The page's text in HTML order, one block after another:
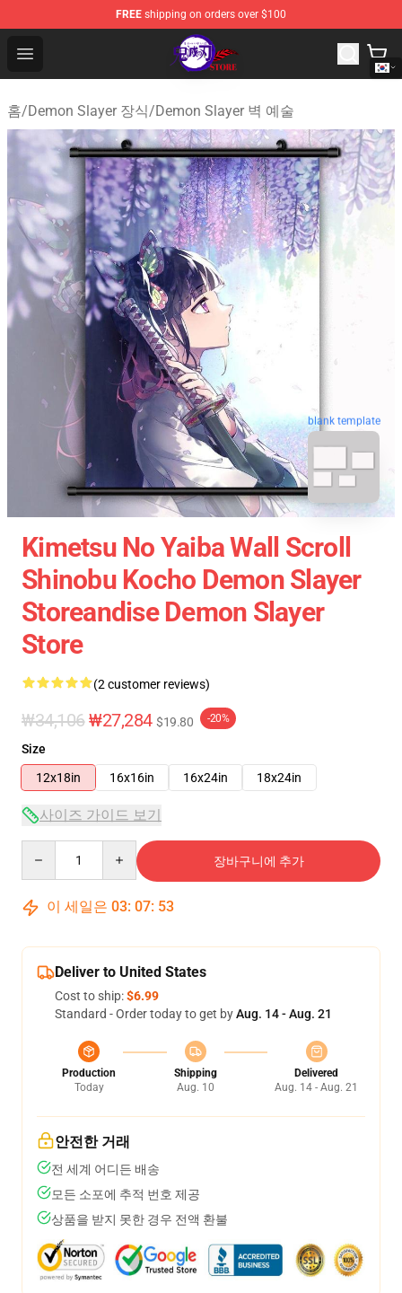
FREE shipping on orders over $100
Open menu
Kimetsu no Yaiba Store - Official Kimetsu no Yaiba
홈/Demon Slayer 장식/Demon Slayer 벽 예술
blank template
Kimetsu No Yaiba Wall Scroll
Shinobu Kocho Demon Slayer
Storeandise Demon Slayer
Store
(2 customer reviews)
₩34,106₩27,284 $19.80 -20%
Size
12x18in
16x16in 16x24in 18x24in
사이즈 가이드 보기
장바구니에 추가
이 세일은 03: 07: 52
Deliver to United States
Cost to ship:$6.99
Standard - Order today to get byAug. 14 - Aug. 21
Production
Today
Shipping
Aug. 10
Delivered
Aug. 14 - Aug. 21
안전한 거래
전 세계 어디든 배송
모든 소포에 추적 번호 제공
상품을 받지 못한 경우 전액 환불